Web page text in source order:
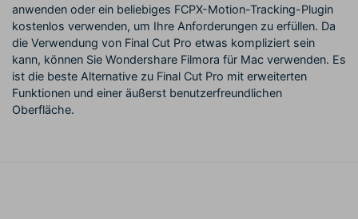
anwenden oder ein beliebiges FCPX-Motion-Tracking-Plugin
kostenlos verwenden, um Ihre Anforderungen zu erfüllen. Da
die Verwendung von Final Cut Pro etwas kompliziert sein
kann, können Sie Wondershare Filmora für Mac verwenden. Es
ist die beste Alternative zu Final Cut Pro mit erweiterten
Funktionen und einer äußerst benutzerfreundlichen
Oberfläche.